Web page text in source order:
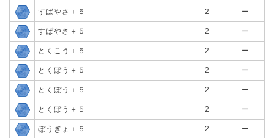
すばやさ＋５ 2 ー
すばやさ＋５ 2 ー
とくこう＋５ 2 ー
とくぼう＋５ 2 ー
とくぼう＋５ 2 ー
とくぼう＋５ 2 ー
ぼうぎょ＋５ 2 ー